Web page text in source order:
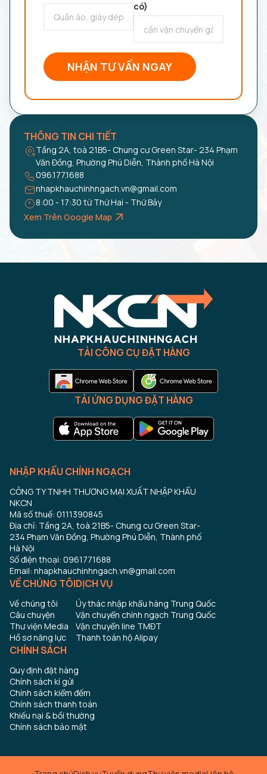
THÔNG TIN CHI TIẾT
Tầng 2A, toà 21B5- Chung cư Green Star- 234 Phạm
Văn Đồng, Phường Phú Diễn, Thành phố Hà Nội
096.177.1688
nhapkhauchinhngach.vn@gmail.com
8:00 - 17:30 từ Thứ Hai - Thứ Bảy
Xem Trên Google Map
có)
NHẬN TƯ VẤN NGAY
TẢI CÔNG CỤ ĐẶT HÀNG
TẢI ỨNG DỤNG ĐẶT HÀNG
NHẬP KHẨU CHÍNH NGẠCH
CÔNG TY TNHH THƯƠNG MẠI XUẤT NHẬP KHẨU
NKCN
Mã số thuế: 0111390845
Địa chỉ: Tầng 2A, toà 21B5- Chung cư Green Star-
234 Phạm Văn Đồng, Phường Phú Diễn, Thành phố
Hà Nội
Số điện thoại: 0961771688
Email: nhapkhauchinhngach.vn@gmail.com
VỀ CHÚNG TÔI
Về chúng tôi
Câu chuyện
Thư viện Media
Hồ sơ năng lực
DỊCH VỤ
Ủy thác nhập khẩu hàng Trung Quốc
Vận chuyển chính ngạch Trung Quốc
Vận chuyển line TMĐT
Thanh toán hộ Alipay
CHÍNH SÁCH
Quy định đặt hàng
Chính sách kí gửi
Chính sách kiểm đếm
Chính sách thanh toán
Khiếu nại & bồi thường
Chính sách bảo mật